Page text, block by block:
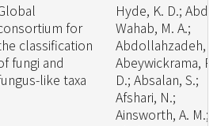
for
classification
fungi and
like taxa
Hyde, K. D.;
Wahab, M. A.;
Abdollahzadeh,
Abeywickrama, P.
D.; Absalan, S.;
Afshari, N.;
Ainsworth, A. M.;